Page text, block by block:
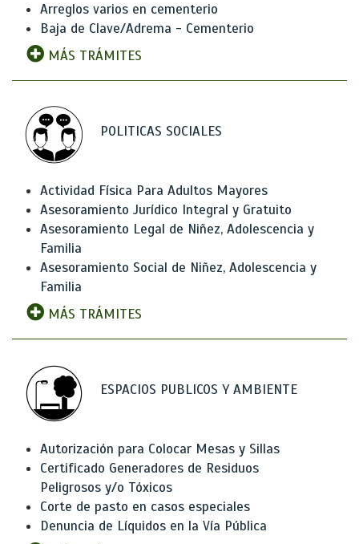
Arreglos varios en cementerio
Baja de Clave/Adrema - Cementerio
MÁS TRÁMITES
POLITICAS SOCIALES
Actividad Física Para Adultos Mayores
Asesoramiento Jurídico Integral y Gratuito
Asesoramiento Legal de Niñez, Adolescencia y
Familia
Asesoramiento Social de Niñez, Adolescencia y
Familia
MÁS TRÁMITES
ESPACIOS PUBLICOS Y AMBIENTE
Autorización para Colocar Mesas y Sillas
Certificado Generadores de Residuos
Peligrosos y/o Tóxicos
Corte de pasto en casos especiales
Denuncia de Líquidos en la Vía Pública